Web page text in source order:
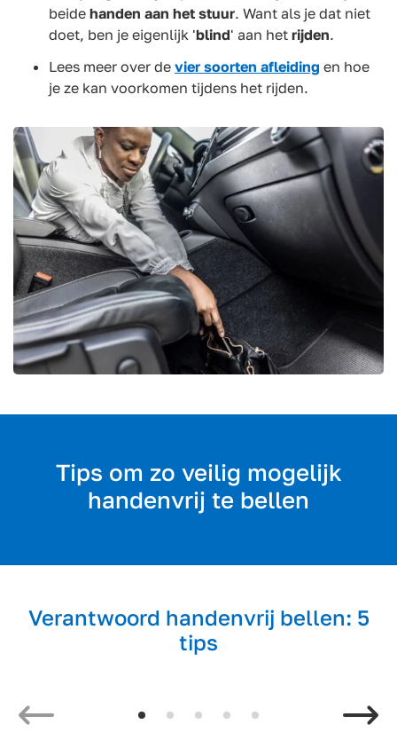
beide handen aan het stuur. Want als je dat niet
doet, ben je eigenlijk 'blind' aan het rijden.
Lees meer over de vier soorten afleiding en hoe
je ze kan voorkomen tijdens het rijden.
Tips om zo veilig mogelijk
handenvrij te bellen
Verantwoord handenvrij bellen: 5
tips
Vorige